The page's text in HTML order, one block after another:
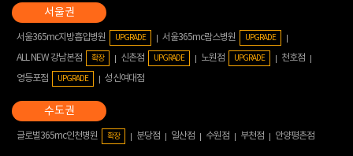
서울365mc지방흡입병원 UPGRADE 서울365mc람스병원 UPGRADE
ALL NEW 강남본점 확장 신촌점 UPGRADE 노원점 UPGRADE
천호점
영등포점
UPGRADE 성신여대점
글로벌365mc인천병원 확장 분당점 일산점 수원점 부천점 안양평촌점